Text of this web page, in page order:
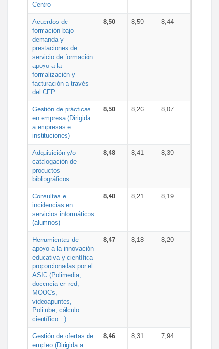
Centro
Acuerdos de
formación bajo
demanda y
prestaciones de
servicio de formación:
apoyo a la
formalización y
facturación a través
del CFP
8,50 8,59 8,44
Gestión de prácticas
en empresa (Dirigida
a empresas e
instituciones)
8,50 8,26 8,07
Adquisición y/o
catalogación de
productos
bibliográficos
8,48 8,41 8,39
Consultas e
incidencias en
servicios informáticos
(alumnos)
8,48 8,21 8,19
Herramientas de
apoyo a la innovación
educativa y científica
proporcionadas por el
ASIC (Polimedia,
docencia en red,
MOOCs,
videoapuntes,
Politube, cálculo
científico...)
8,47 8,18 8,20
Gestión de ofertas de
empleo (Dirigida a
8,46 8,31 7,94